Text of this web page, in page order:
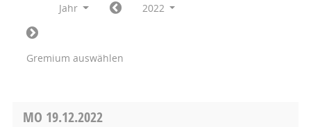
Jahr 2022
Gremium auswählen
MO 19.12.2022